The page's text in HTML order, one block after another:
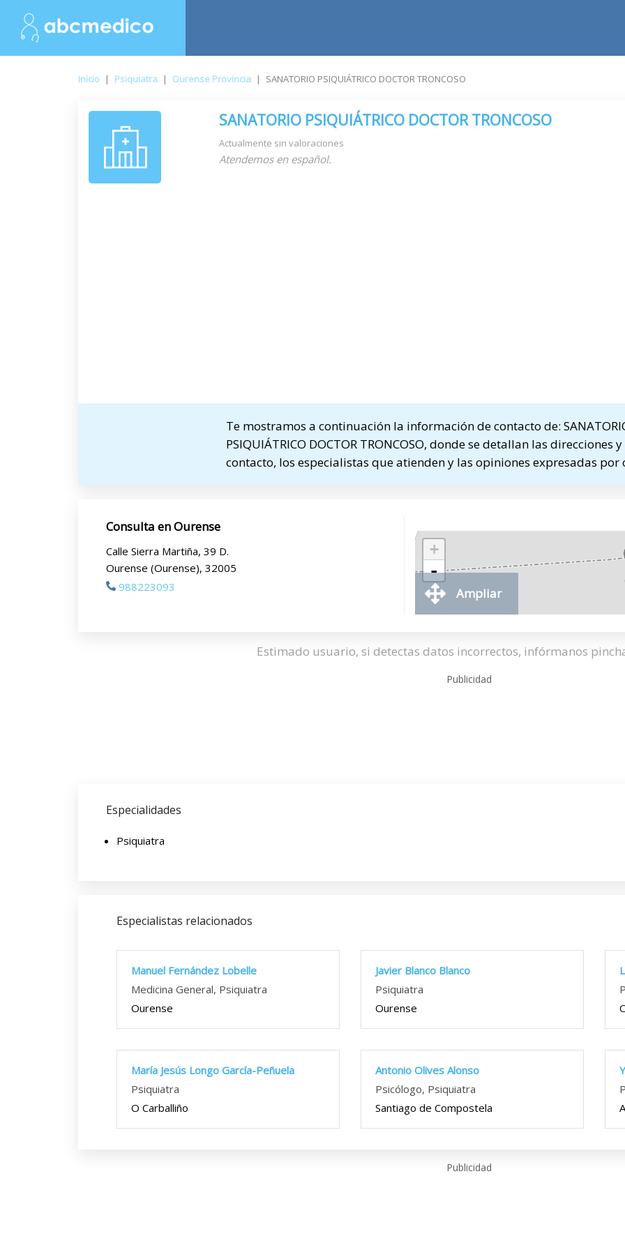
Inicio | Psiquiatra | Ourense Provincia | SANATORIO PSIQUIÁTRICO DOCTOR TRONCOSO
SANATORIO PSIQUIÁTRICO DOCTOR TRONCOSO
Actualmente sin valoraciones
Atendemos en español.
Te mostramos a continuación la información de contacto de:
PSIQUIÁTRICO DOCTOR TRONCOSO, donde se detallan las direcciones
contacto, los especialistas que atienden y las opiniones expresadas por
Consulta en Ourense
Calle Sierra Martiña, 39 D.
Ourense (Ourense), 32005
988223093
+
-
Ampliar
Estimado usuario, si detectas datos incorrectos, infórmanos
Publicidad
Especialidades
Psiquiatra
Especialistas relacionados
Manuel Fernández Lobelle
Medicina General, Psiquiatra
Ourense
Javier Blanco Blanco
Psiquiatra
Ourense
María Jesús Longo García-Peñuela
Psiquiatra
O Carballiño
Antonio Olives Alonso
Psicólogo, Psiquiatra
Santiago de Compostela
Publicidad